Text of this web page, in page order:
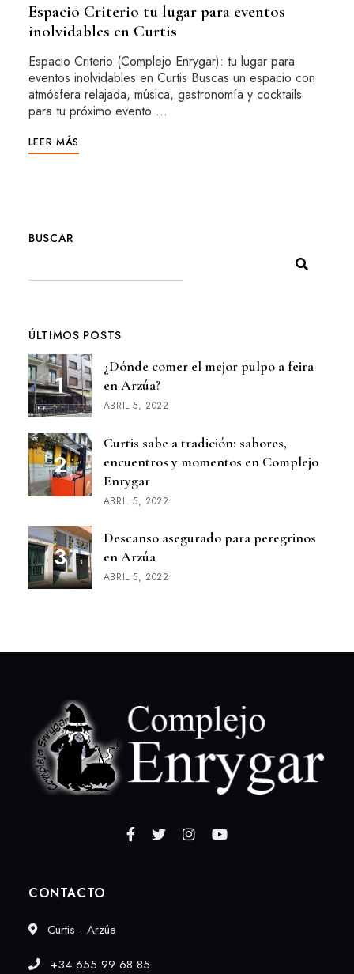
Espacio Criterio tu lugar para eventos
inolvidables en Curtis
Espacio Criterio (Complejo Enrygar): tu lugar para
eventos inolvidables en Curtis Buscas un espacio con
atmósfera relajada, música, gastronomía y cocktails
para tu próximo evento …
LEER MÁS
BUSCAR
ÚLTIMOS POSTS
¿Dónde comer el mejor pulpo a feira
en Arzúa?
ABRIL 5, 2022
Curtis sabe a tradición: sabores,
encuentros y momentos en Complejo
Enrygar
ABRIL 5, 2022
Descanso asegurado para peregrinos
en Arzúa
ABRIL 5, 2022
CONTACTO
Curtis - Arzúa
+34 655 99 68 85